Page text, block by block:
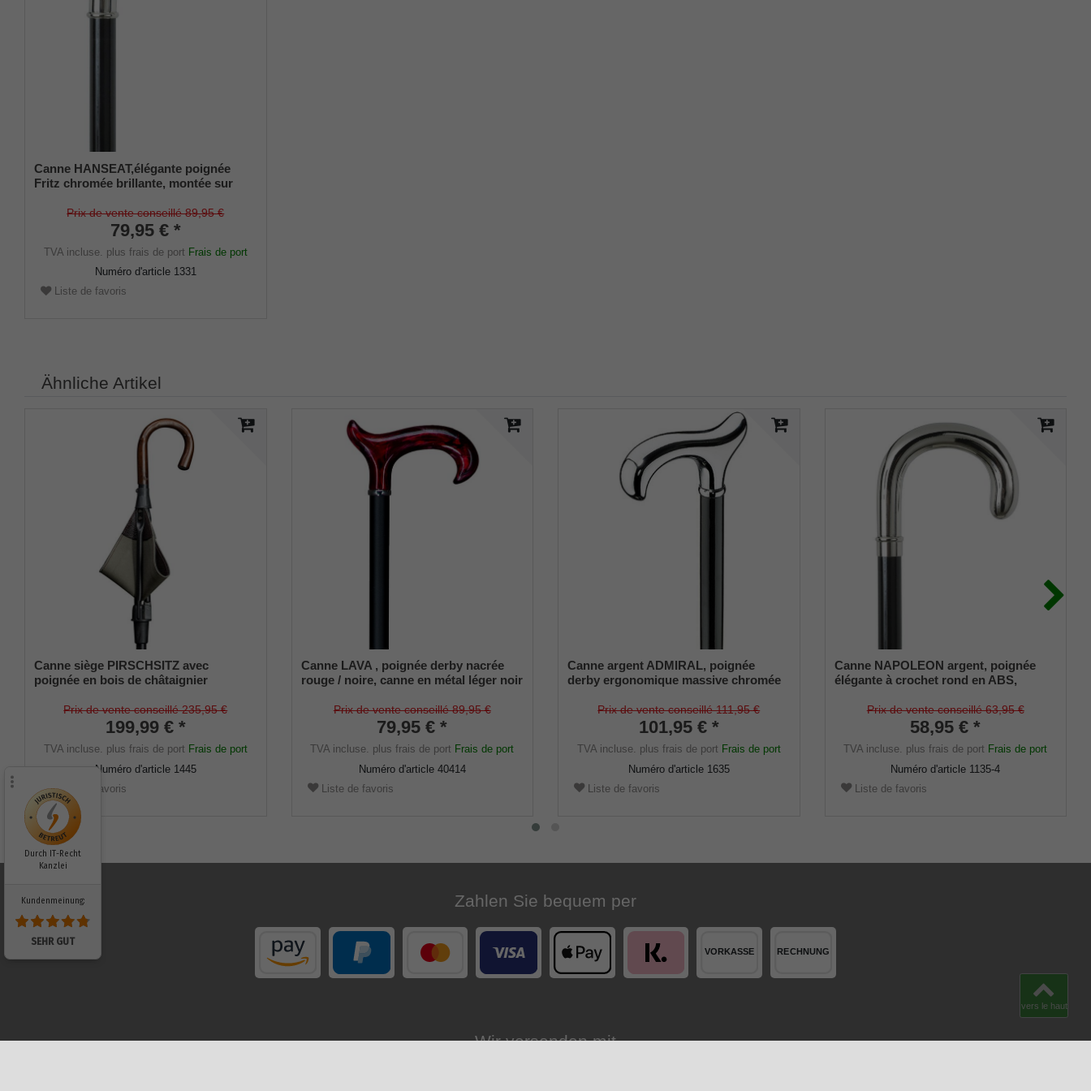
Canne HANSEAT,élégante poignée
Fritz chromée brillante, montée sur
avec amortisseur mince.
Prix de vente conseillé 89,95 €
79,95 € *
TVA incluse. plus frais de port Frais de port
Numéro d'article 1331
Liste de favoris
Ähnliche Artikel
Canne siège PIRSCHSITZ avec
poignée en bois de châtaignier
sellier anglais doublé de toile, canne en
métal léger anodisé, réglable en
Prix de vente conseillé 235,95 €
199,99 € *
TVA incluse. plus frais de port Frais de port
Numéro d'article 1445
Liste de favoris
Canne LAVA , poignée derby nacrée
rouge / noire, canne en métal léger noir
jusqu'à 110 Kg, embouts en
caoutchouc inclus
Prix de vente conseillé 89,95 €
79,95 € *
TVA incluse. plus frais de port Frais de port
Numéro d'article 40414
Liste de favoris
Canne argent ADMIRAL, poignée
derby ergonomique massive chromée
satiné, avec amortisseur en
Prix de vente conseillé 111,95 €
101,95 € *
TVA incluse. plus frais de port Frais de port
Numéro d'article 1635
Liste de favoris
Canne NAPOLEON argent, poignée
élégante à crochet rond en ABS,
en bois de hêtre laqué noir,
amortisseur fin inclus.
Prix de vente conseillé 63,95 €
58,95 € *
TVA incluse. plus frais de port Frais de port
Numéro d'article 1135-4
Liste de favoris
Zahlen Sie bequem per
Wir versenden mit
vers le haut
Durch IT-Recht
Kanzlei
Kundenmeinung:
SEHR GUT